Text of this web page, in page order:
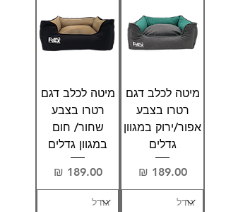
מיטה לכלב דגם
רטרו בצבע
אפור/ירוק במגוון
גדלים
מחיר‏189.00 ‏₪
מיטה לכלב דגם
רטרו בצבע
שחור/ חום
במגוון גדלים
מחיר‏189.00 ‏₪